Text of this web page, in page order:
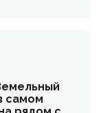
самом